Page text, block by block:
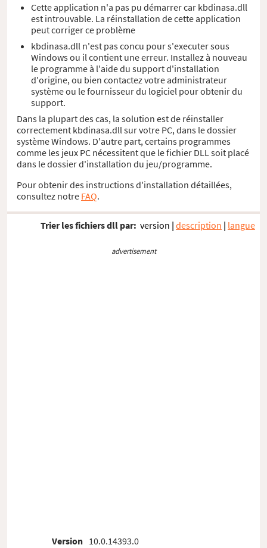
Cette application n'a pas pu démarrer car kbdinasa.dll
est introuvable. La réinstallation de cette application
peut corriger ce problème
kbdinasa.dll n'est pas concu pour s'executer sous
Windows ou il contient une erreur. Installez à nouveau
le programme à l'aide du support d'installation
d'origine, ou bien contactez votre administrateur
système ou le fournisseur du logiciel pour obtenir du
support.
Dans la plupart des cas, la solution est de réinstaller
correctement kbdinasa.dll sur votre PC, dans le dossier
système Windows. D'autre part, certains programmes
comme les jeux PC nécessitent que le fichier DLL soit placé
dans le dossier d'installation du jeu/programme.
Pour obtenir des instructions d'installation détaillées,
consultez notre FAQ.
Trier les fichiers dll par: version | description | langue
advertisement
Version 10.0.14393.0